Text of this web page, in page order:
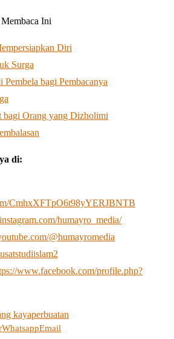
Ini
Diri
Surga
bagi Pembacanya
bagi Orang yang Dizholimi
di:
CmhxXFTpO6t98yYERJBNTB
humayro_media/
@humayromedia
www.facebook.com/profile.php?
kayaperbuatan
WhatsappEmail